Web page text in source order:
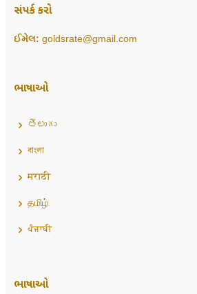
સંપર્ક કરો
ઈમેલ: goldsrate@gmail.com
ભાષાઓ
తెలుగు
বাংলা
मराठी
தமிழ்
ਪੰਜਾਬੀ
ભાષાઓ